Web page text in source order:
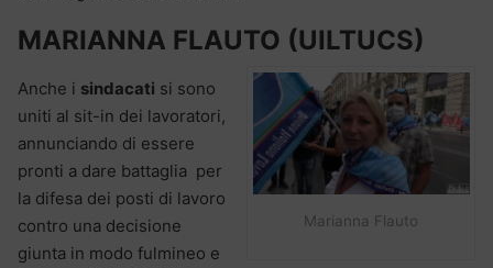
MARIANNA FLAUTO (UILTUCS)
Marianna Flauto
Anche i sindacati si sono
uniti al sit-in dei lavoratori,
annunciando di essere
pronti a dare battaglia per
la difesa dei posti di lavoro
contro una decisione
giunta in modo fulmineo e